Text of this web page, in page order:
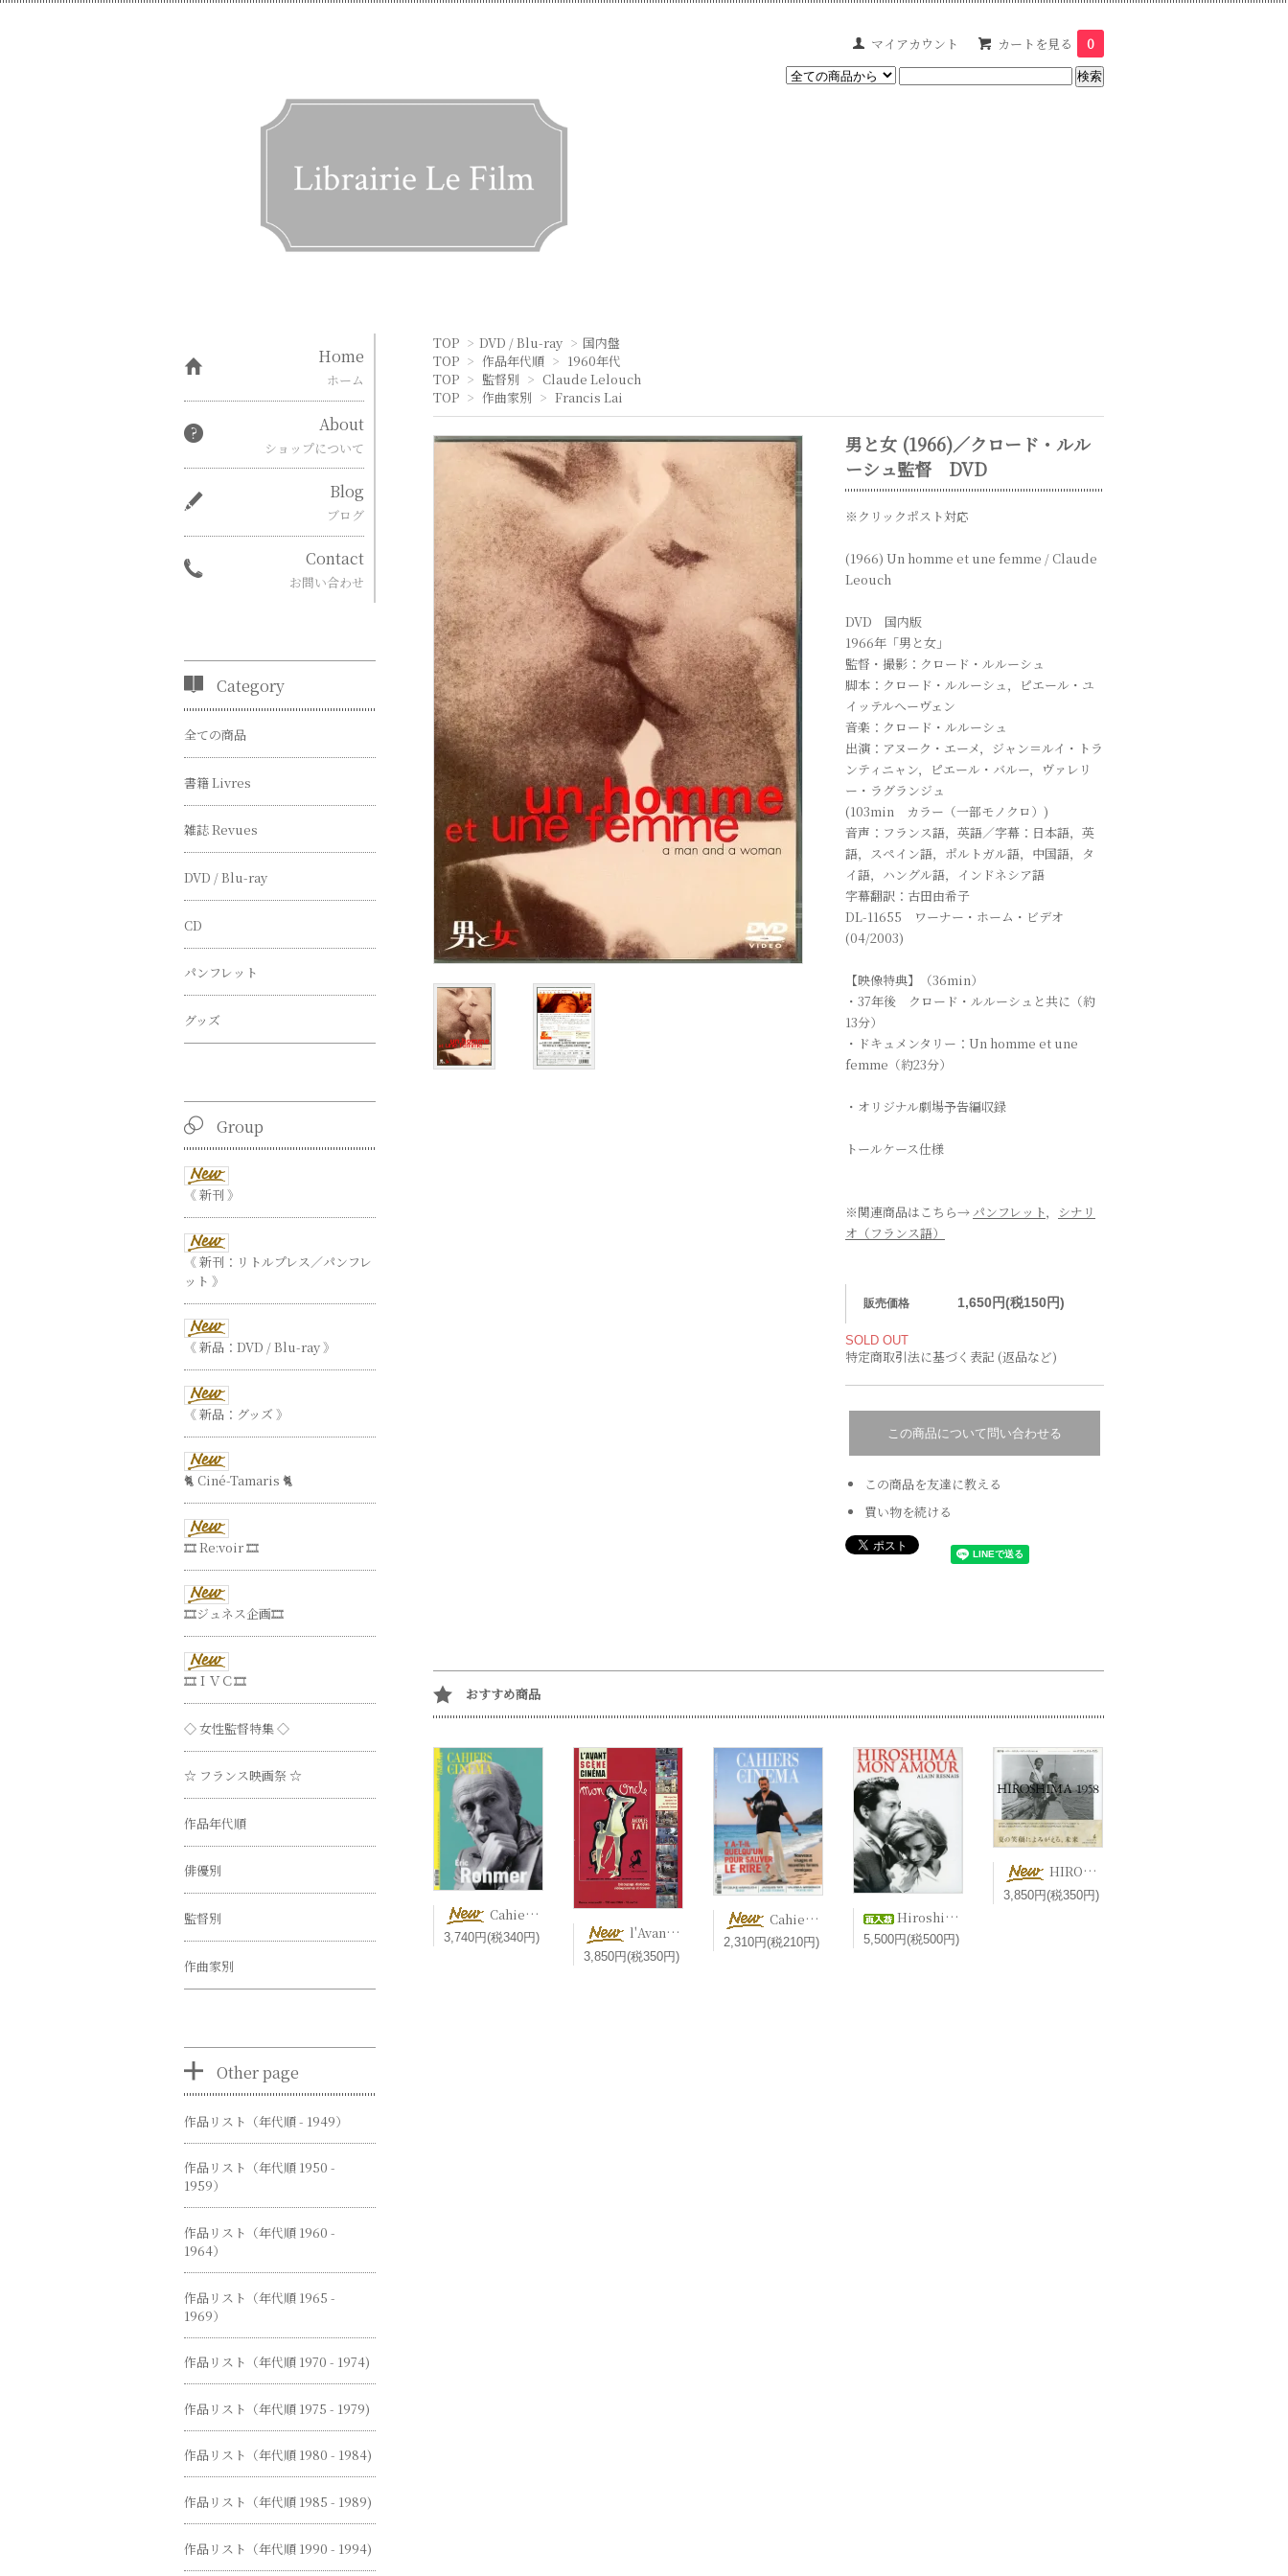
マイアカウント カートを見る 0
TOP > DVD / Blu-ray > 国内盤
TOP > 作品年代順 > 1960年代
TOP > 監督別 > Claude Lelouch
TOP > 作曲家別 > Francis Lai
男と女 (1966)／クロード・ルル
ーシュ監督 DVD
※クリックポスト対応
(1966) Un homme et une femme / Claude
Leouch
DVD 国内版
1966年「男と女」
監督・撮影：クロード・ルルーシュ
脚本：クロード・ルルーシュ，ピエール・ユ
イッテルへーヴェン
音楽：クロード・ルルーシュ
出演：アヌーク・エーメ，ジャン＝ルイ・トラ
ンティニャン，ピエール・バルー，ヴァレリ
ー・ラグランジュ
(103min カラー（一部モノクロ）)
音声：フランス語，英語／字幕：日本語，英
語，スペイン語，ポルトガル語，中国語，タ
イ語，ハングル語，インドネシア語
字幕翻訳：古田由希子
DL-11655 ワーナー・ホーム・ビデオ
(04/2003)
【映像特典】（36min）
・37年後 クロード・ルルーシュと共に（約
13分）
・ドキュメンタリー：Un homme et une
femme（約23分）
・オリジナル劇場予告編収録
トールケース仕様
※関連商品はこちら→ パンフレット，
シナリ
オ（フランス語）
販売価格 1,650円(税150円)
SOLD OUT
特定商取引法に基づく表記 (返品など)
この商品について問い合わせる
この商品を友達に教える
買い物を続ける
おすすめ商品
Cahiers du cinéma Hors-série Cinéaste N°7 Éric Rohmer 【新刊】 エリック・ロメール特集号
3,740円(税340円) l'Avant-Scène Cinéma n° 733 Mon oncle ぼくの伯父さん【新刊】 Jacques Tati ジャック・タチ
3,850円(税350円)
Cahiers du cinéma n° 833【新刊】 Y a-t-il quelqu’un pour sauver le rire ? コメディ映画
2,310円(税210円)
Hiroshima, mon amour 二十四時間の情事 ヒロシマモナムール (1959) / Alain Resnais アラン・レネ 2DVD
5,500円(税500円)
HIROSHIMA 1958 港千尋＋マリー＝クリスティーヌ・ドゥ・ナヴァセル 編 エマニュエル・リヴァ 写真【新刊】
3,850円(税350円)
Home
ホーム
About
ショップについて
Blog
ブログ
Contact
お問い合わせ
Category
全ての商品
書籍 Livres
雑誌 Revues
DVD / Blu-ray
CD
パンフレット
グッズ
Group
《 新刊 》
《 新刊：リトルプレス／パンフレ
ット 》
《 新品：DVD / Blu-ray 》
《 新品：グッズ 》
🐈 Ciné-Tamaris 🐈
🎞 Re:voir 🎞
🎞ジュネス企画🎞
🎞ＩＶＣ🎞
◇ 女性監督特集 ◇
☆ フランス映画祭 ☆
作品年代順
俳優別
監督別
作曲家別
Other page
作品リスト（年代順 - 1949）
作品リスト（年代順 1950 -
1959）
作品リスト（年代順 1960 -
1964）
作品リスト（年代順 1965 -
1969）
作品リスト（年代順 1970 - 1974)
作品リスト（年代順 1975 - 1979)
作品リスト（年代順 1980 - 1984)
作品リスト（年代順 1985 - 1989)
作品リスト（年代順 1990 - 1994)